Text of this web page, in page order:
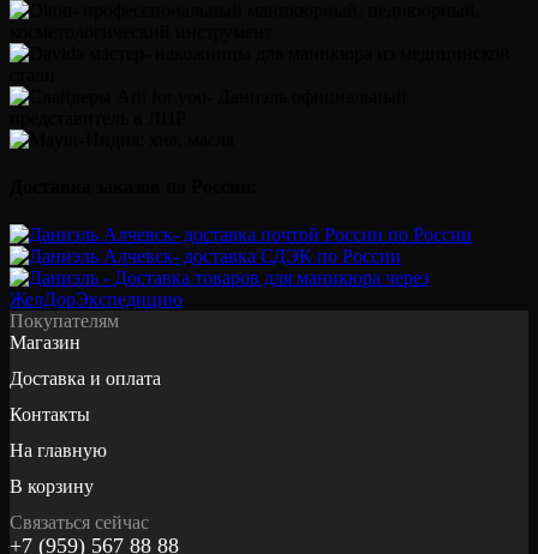
Покупателям
Магазин
Доставка и оплата
Контакты
На главную
В корзину
Связаться сейчас
+7 (959) 567 88 88